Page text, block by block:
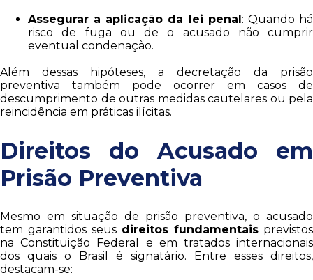
Assegurar a aplicação da lei penal: Quando há
risco de fuga ou de o acusado não cumprir
eventual condenação.
Além dessas hipóteses, a decretação da prisão
preventiva também pode ocorrer em casos de
descumprimento de outras medidas cautelares ou pela
reincidência em práticas ilícitas.
Direitos do Acusado em
Prisão Preventiva
Mesmo em situação de prisão preventiva, o acusado
tem garantidos seus direitos fundamentais previstos
na Constituição Federal e em tratados internacionais
dos quais o Brasil é signatário. Entre esses direitos,
destacam-se: